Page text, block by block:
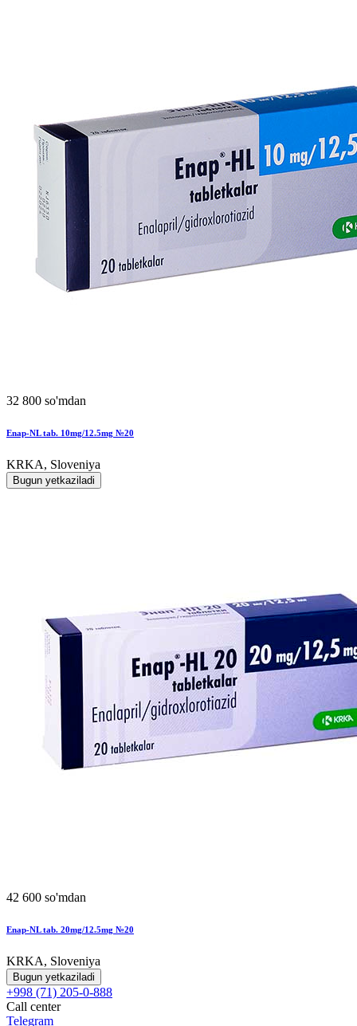
32 800 so'mdan
Enap-NL tab. 10mg/12.5mg №20
KRKA, Sloveniya
Bugun yetkaziladi
42 600 so'mdan
Enap-NL tab. 20mg/12.5mg №20
KRKA, Sloveniya
Bugun yetkaziladi
+998 (71) 205-0-888
Call center
Telegram